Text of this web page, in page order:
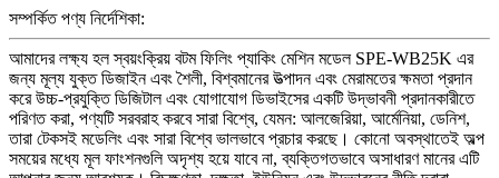
সম্পর্কিত পণ্য নির্দেশিকা:
আমাদের লক্ষ্য হল স্বয়ংক্রিয় বটম ফিলিং প্যাকিং মেশিন মডেল SPE-WB25K এর
জন্য মূল্য যুক্ত ডিজাইন এবং শৈলী, বিশ্বমানের উত্পাদন এবং মেরামতের ক্ষমতা প্রদান
করে উচ্চ-প্রযুক্তি ডিজিটাল এবং যোগাযোগ ডিভাইসের একটি উদ্ভাবনী প্রদানকারীতে
পরিণত করা, পণ্যটি সরবরাহ করবে সারা বিশ্বে, যেমন: আলজেরিয়া, আর্মেনিয়া, ডেনিশ,
তারা টেকসই মডেলিং এবং সারা বিশ্বে ভালভাবে প্রচার করছে। কোনো অবস্থাতেই অল্প
সময়ের মধ্যে মূল ফাংশনগুলি অদৃশ্য হয়ে যাবে না, ব্যক্তিগতভাবে অসাধারণ মানের এটি